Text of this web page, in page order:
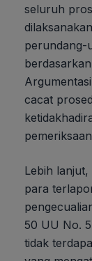
seluruh
perundang-
cacat
Lebih lanjut,
para
50 UU No.
tidak